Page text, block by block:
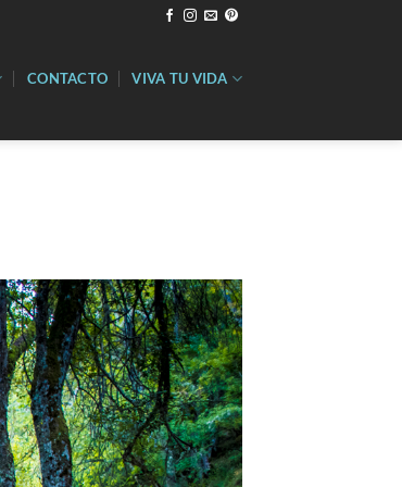
CONTACTO VIVA TU VIDA